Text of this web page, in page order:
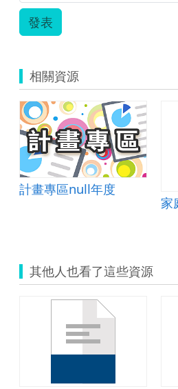
發表
相關資源
計畫專區null年度
家
其他人也看了這些資源